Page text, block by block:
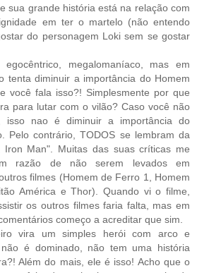
sua grande história está na relação com
em ter o martelo (não entendo
do personagem Loki sem se gostar
megalomaníaco, mas em
tenta diminuir a importância do Homem
você fala isso?! Simplesmente por que
para lutar com o vilão? Caso você não
isso nao é diminuir a importância do
Pelo contrário, TODOS se lembram da
Man". Muitas das suas críticas me
razão de não serem levados em
filmes (Homem de Ferro 1, Homem
América e Thor). Quando vi o filme,
os outros filmes faria falta, mas em
começo a acreditar que sim.
vira um simples herói com arco e
é dominado, não tem uma história
Além do mais, ele é isso! Acho que o